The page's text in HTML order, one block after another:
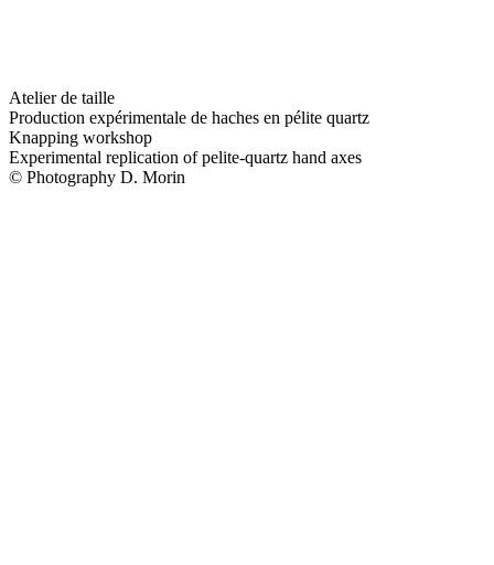
Atelier de taille
Production expérimentale de haches en pélite quartz
Knapping workshop
Experimental replication of pelite-quartz hand axes
© Photography D. Morin